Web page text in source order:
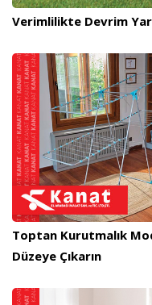
Verimlilikte Devrim
Toptan Kurutmalık
Düzeye Çıkarın